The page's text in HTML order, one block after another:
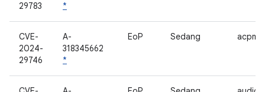
29783
*
CVE-
2024-
29746
A-
318345662
*
EoP Sedang acpm